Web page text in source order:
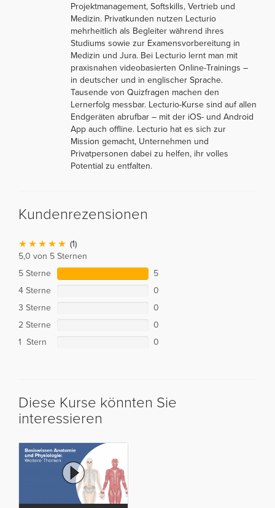
Projektmanagement, Softskills, Vertrieb und
Medizin. Privatkunden nutzen Lecturio
mehrheitlich als Begleiter während ihres
Studiums sowie zur Examensvorbereitung in
Medizin und Jura. Bei Lecturio lernt man mit
praxisnahen videobasierten Online-Trainings –
in deutscher und in englischer Sprache.
Tausende von Quizfragen machen den
Lernerfolg messbar. Lecturio-Kurse sind auf allen
Endgeräten abrufbar – mit der iOS- und Android
App auch offline. Lecturio hat es sich zur
Mission gemacht, Unternehmen und
Privatpersonen dabei zu helfen, ihr volles
Potential zu entfalten.
Kundenrezensionen
(1)
5,0 von 5 Sternen
5 Sterne
5
4 Sterne
0
3 Sterne
0
2 Sterne
0
1 Stern
0
Diese Kurse könnten Sie
interessieren